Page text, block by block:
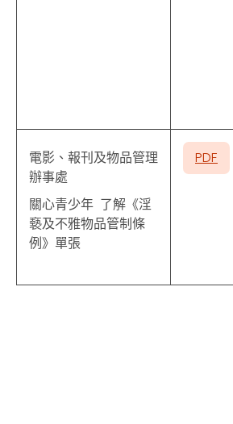
電影、報刊及物品管理
辦事處
關心青少年 了解《淫
褻及不雅物品管制條
例》單張
PDF